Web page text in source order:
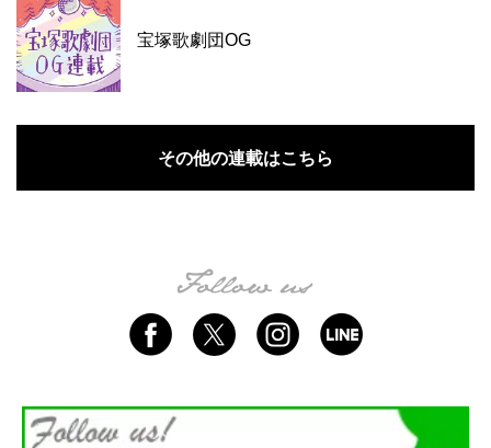
宝塚歌劇団OG
その他の連載はこちら